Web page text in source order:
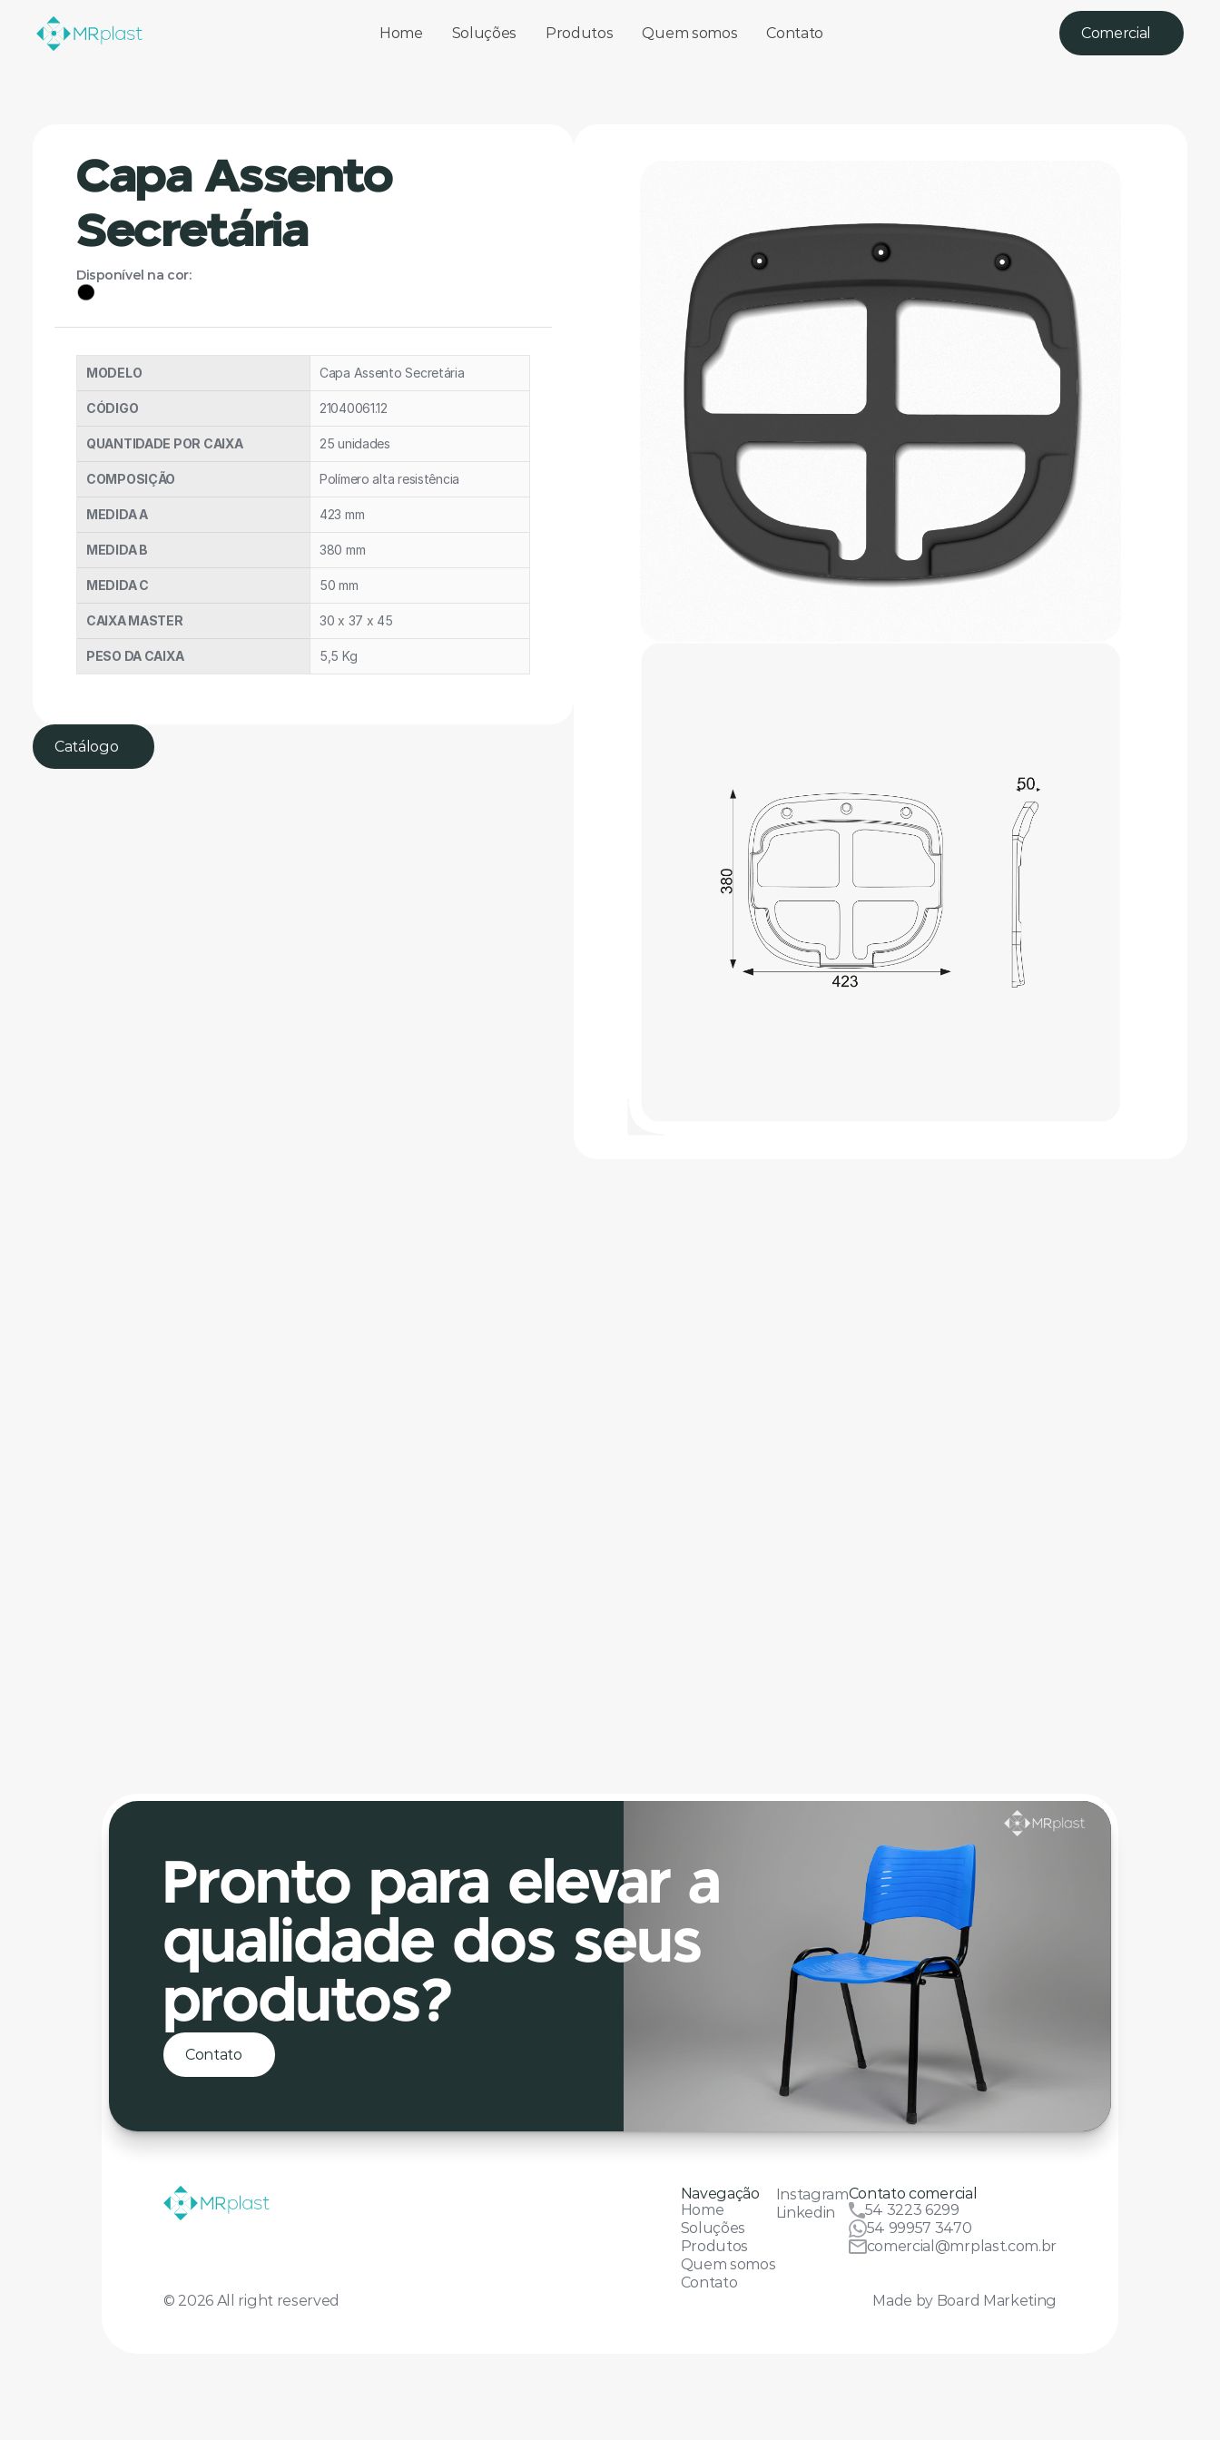
Capa Assento
Secretária
Disponível na cor:
MODELO Capa Assento Secretária
CÓDIGO 21040061.12
QUANTIDADE POR CAIXA 25 unidades
COMPOSIÇÃO Polímero alta resistência
MEDIDA A 423 mm
MEDIDA B 380 mm
MEDIDA C 50 mm
CAIXA MASTER 30 x 37 x 45
PESO DA CAIXA 5,5 Kg
Catálogo
Home Soluções Produtos Quem somos Contato Comercial
Pronto para elevar a
qualidade dos seus
produtos?
Contato
Navegação
Home
Soluções
Produtos
Quem somos
Contato
Instagram
Linkedin
Contato comercial
54 3223 6299
54 99957 3470
comercial@mrplast.com.br
© 2026 All right reserved Made by Board Marketing